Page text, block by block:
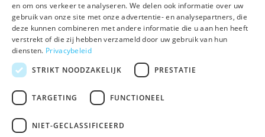
deLex
©Uitgeverij deLex
Bezoekadres
Korte Leidsedwarsstraat 12 II
T 020 - 345 22 12
Algemene voorwaarden
en om ons verkeer te analyseren. We delen ook informatie over uw
gebruik van onze site met onze advertentie- en analysepartners, die
deze kunnen combineren met andere informatie die u aan hen heeft
verstrekt of die zij hebben verzameld door uw gebruik van hun
diensten. Privacybeleid
STRIKT NOODZAKELIJK
PRESTATIE
TARGETING FUNCTIONEEL
NIET-GECLASSIFICEERD